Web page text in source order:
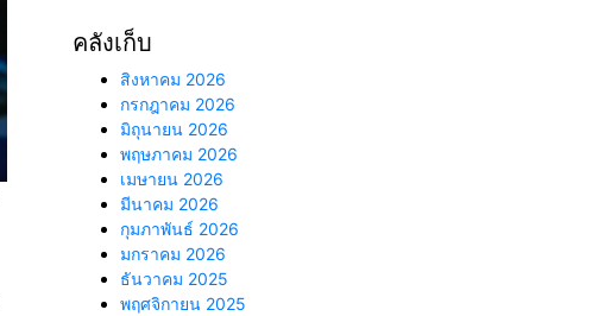
คลังเก็บ
สิงหาคม 2026
กรกฎาคม 2026
มิถุนายน 2026
พฤษภาคม 2026
เมษายน 2026
มีนาคม 2026
กุมภาพันธ์ 2026
มกราคม 2026
ธันวาคม 2025
พฤศจิกายน 2025